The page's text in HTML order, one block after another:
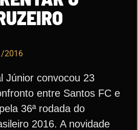
2016
Júnior convocou 23
entre Santos FC e
36ª rodada do
2016. A novidade